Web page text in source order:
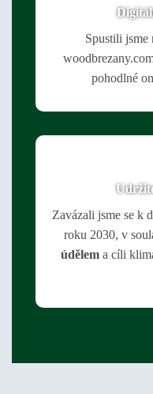
Spustili jsme
pohodlné
Zavázali jsme se k
roku 2030, v
údělem a cíli